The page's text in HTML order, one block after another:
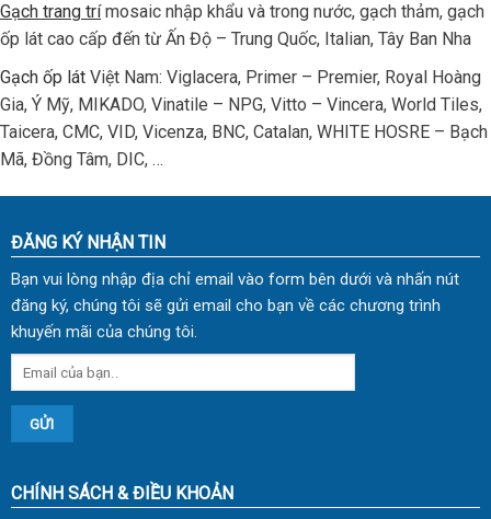
Gạch trang trímosaic nhập khẩu và trong nước, gạch thảm, gạch
ốp lát cao cấp đến từ Ấn Độ – Trung Quốc, Italian, Tây Ban Nha
Gạch ốp lát Việt Nam: Viglacera, Primer – Premier, Royal Hoàng
Gia, Ý Mỹ, MIKADO, Vinatile – NPG, Vitto – Vincera, World Tiles,
Taicera, CMC, VID, Vicenza, BNC, Catalan, WHITE HOSRE – Bạch
Mã, Đồng Tâm, DIC, …
ĐĂNG KÝ NHẬN TIN
Bạn vui lòng nhập địa chỉ email vào form bên dưới và nhấn nút
đăng ký, chúng tôi sẽ gửi email cho bạn về các chương trình
khuyến mãi của chúng tôi.
CHÍNH SÁCH & ĐIỀU KHOẢN